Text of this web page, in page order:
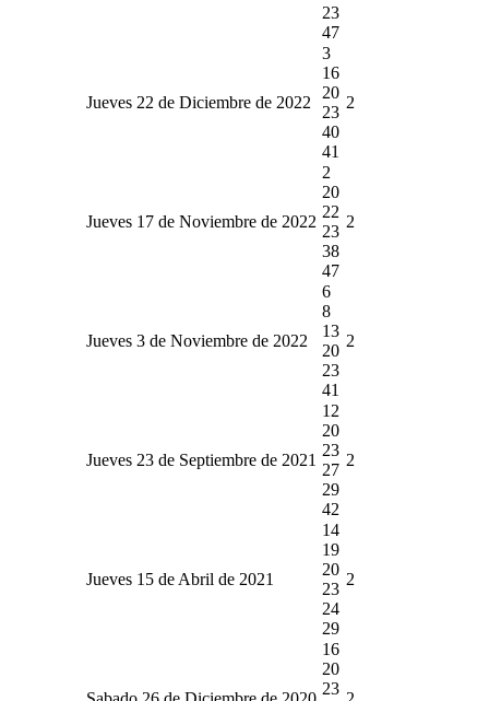
23
47
Jueves 22 de Diciembre de 2022
3
16
20
23
40
41
2
Jueves 17 de Noviembre de 2022
2
20
22
23
38
47
2
Jueves 3 de Noviembre de 2022
6
8
13
20
23
41
2
Jueves 23 de Septiembre de 2021
12
20
23
27
29
42
2
Jueves 15 de Abril de 2021
14
19
20
23
24
29
2
16
20
23